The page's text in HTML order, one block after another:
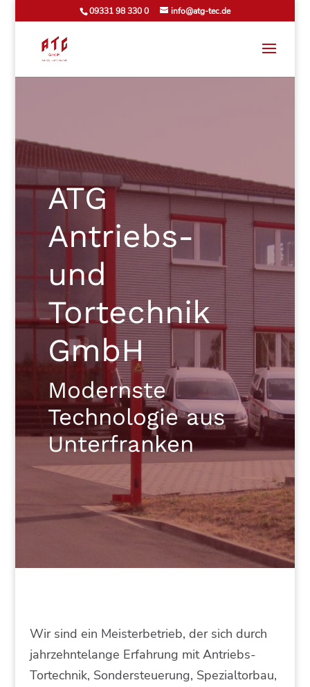
09331 98 330 0 info@atg-tec.de
ATG
Antriebs-
und
Tortechnik
GmbH
Modernste
Technologie aus
Unterfranken
Wir sind ein Meisterbetrieb, der sich durch
jahrzehntelange Erfahrung mit Antriebs-
Tortechnik, Sondersteuerung, Spezialtorbau,